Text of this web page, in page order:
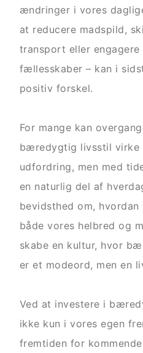
ændringer i vores
at reducere madspild,
transport eller
fællesskaber – kan i
positiv forskel.
For mange kan
bæredygtig livsstil virke
udfordring, men med
en naturlig del af
bevidsthed om,
både vores helbred og
skabe en kultur, hvor
er et modeord, men en
Ved at investere i
ikke kun i vores egen
fremtiden for